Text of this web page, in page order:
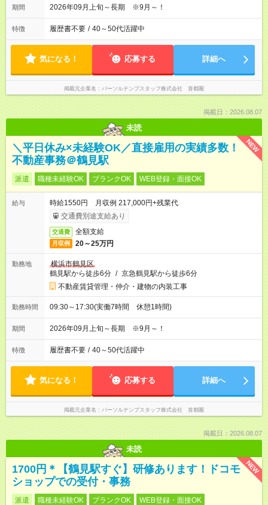
期間 2026年09月上旬～長期 ※9月～！
特徴 履歴書不要 / 40～50代活躍中
気になる！ 応募する 詳細へ
掲載元企業名 パーソルテンプスタッフ株式会社 首都圏
掲載日：2026.08.07
未読
NEW
＼平日休み×未経験OK／直接雇用の実績多数！
不動産事務＠鶴見駅
派遣 職種未経験OK ブランクOK WEB登録・面接OK
給与
時給1550円 月収例 217,000円+残業代
交通費別途支給あり
交通費 全額支給
月収例 20～25万円
勤務地
横浜市鶴見区
鶴見駅から徒歩6分 / 京急鶴見駅から徒歩6分
不動産賃貸管理・仲介・建物の内装工事
勤務時間 09:30～17:30(実働7時間 休憩1時間)
期間 2026年09月上旬～長期 ※9月～！
特徴 履歴書不要 / 40～50代活躍中
気になる！ 応募する 詳細へ
掲載元企業名 パーソルテンプスタッフ株式会社 首都圏
掲載日：2026.08.07
未読
NEW
1700円＊【鶴見駅すぐ】研修あります！ドコモ
ショップでの受付・事務
派遣 職種未経験OK ブランクOK WEB登録・面接OK